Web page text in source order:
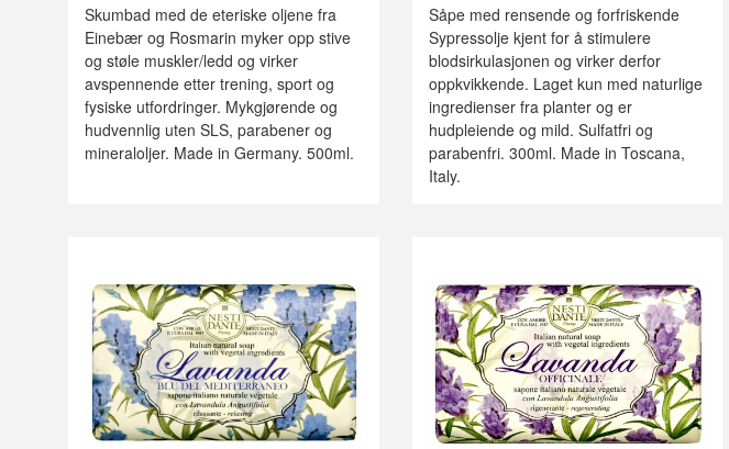
Skumbad med de eteriske oljene fra
Einebær og Rosmarin myker opp stive
og støle muskler/ledd og virker
avspennende etter trening, sport og
fysiske utfordringer. Mykgjørende og
hudvennlig uten SLS, parabener og
mineraloljer. Made in Germany. 500ml.
Såpe med rensende og forfriskende
Sypressolje kjent for å stimulere
blodsirkulasjonen og virker derfor
oppkvikkende. Laget kun med naturlige
ingredienser fra planter og er
hudpleiende og mild. Sulfatfri og
parabenfri. 300ml. Made in Toscana,
Italy.